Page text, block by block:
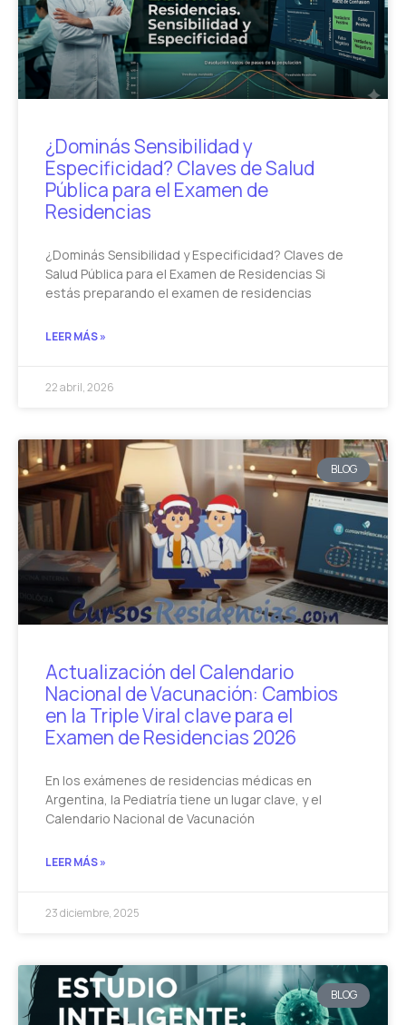
¿Dominás Sensibilidad y
Especificidad? Claves de Salud
Pública para el Examen de
Residencias
¿Dominás Sensibilidad y Especificidad? Claves de
Salud Pública para el Examen de Residencias Si
estás preparando el examen de residencias
LEER MÁS »
22 abril, 2026
BLOG
Actualización del Calendario
Nacional de Vacunación: Cambios
en la Triple Viral clave para el
Examen de Residencias 2026
En los exámenes de residencias médicas en
Argentina, la Pediatría tiene un lugar clave, y el
Calendario Nacional de Vacunación
LEER MÁS »
23 diciembre, 2025
BLOG